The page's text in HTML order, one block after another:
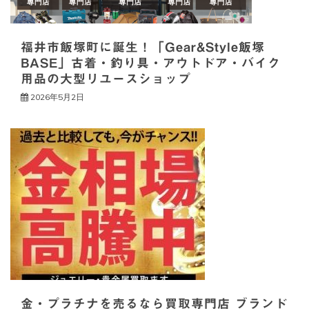
ン
福井市飯塚町に誕生！「Gear&Style飯塚
BASE」古着・釣り具・アウトドア・バイク
用品の大型リユースショップ
2026年5月2日
金・プラチナを売るなら買取専門店 ブランド